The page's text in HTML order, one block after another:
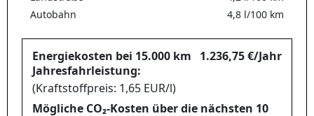
Autobahn
4,8 l/100 km
Energiekosten bei 15.000 km
Jahresfahrleistung:
1.236,75 €/Jahr
(Kraftstoffpreis: 1,65 EUR/l)
Mögliche CO₂-Kosten über die nächsten 10